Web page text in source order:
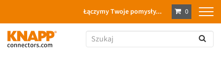
Łączymy Twoje pomysły... 0